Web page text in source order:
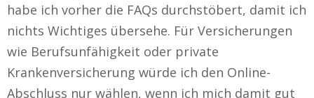
habe ich vorher die FAQs durchstöbert, damit ich
nichts Wichtiges übersehe. Für Versicherungen
wie Berufsunfähigkeit oder private
Krankenversicherung würde ich den Online-
Abschluss nur wählen, wenn ich mich damit gut